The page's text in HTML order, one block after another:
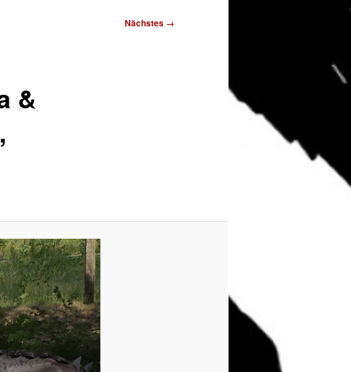
Nächstes →
&